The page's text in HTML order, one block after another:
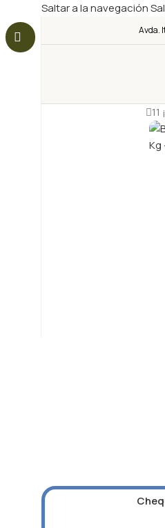
Saltar a la navegación
Avda.
11